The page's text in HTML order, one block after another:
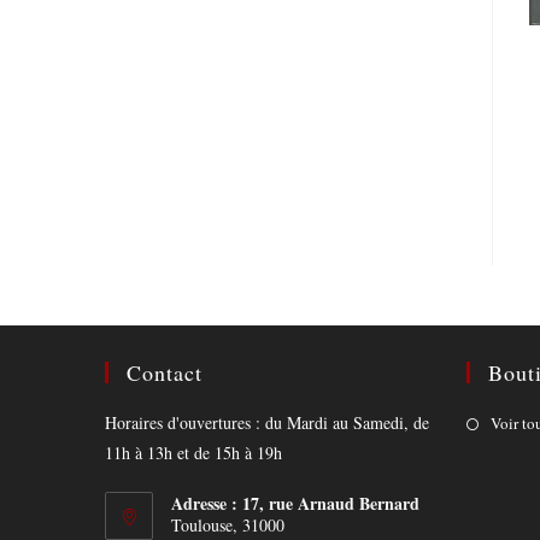
Contact
Horaires d'ouvertures : du Mardi au Samedi, de
11h à 13h et de 15h à 19h
Adresse : 17, rue Arnaud Bernard
Toulouse, 31000
Voir